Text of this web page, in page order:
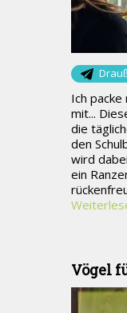
Ich packe
mit...
die
den
wird
ein
Vögel